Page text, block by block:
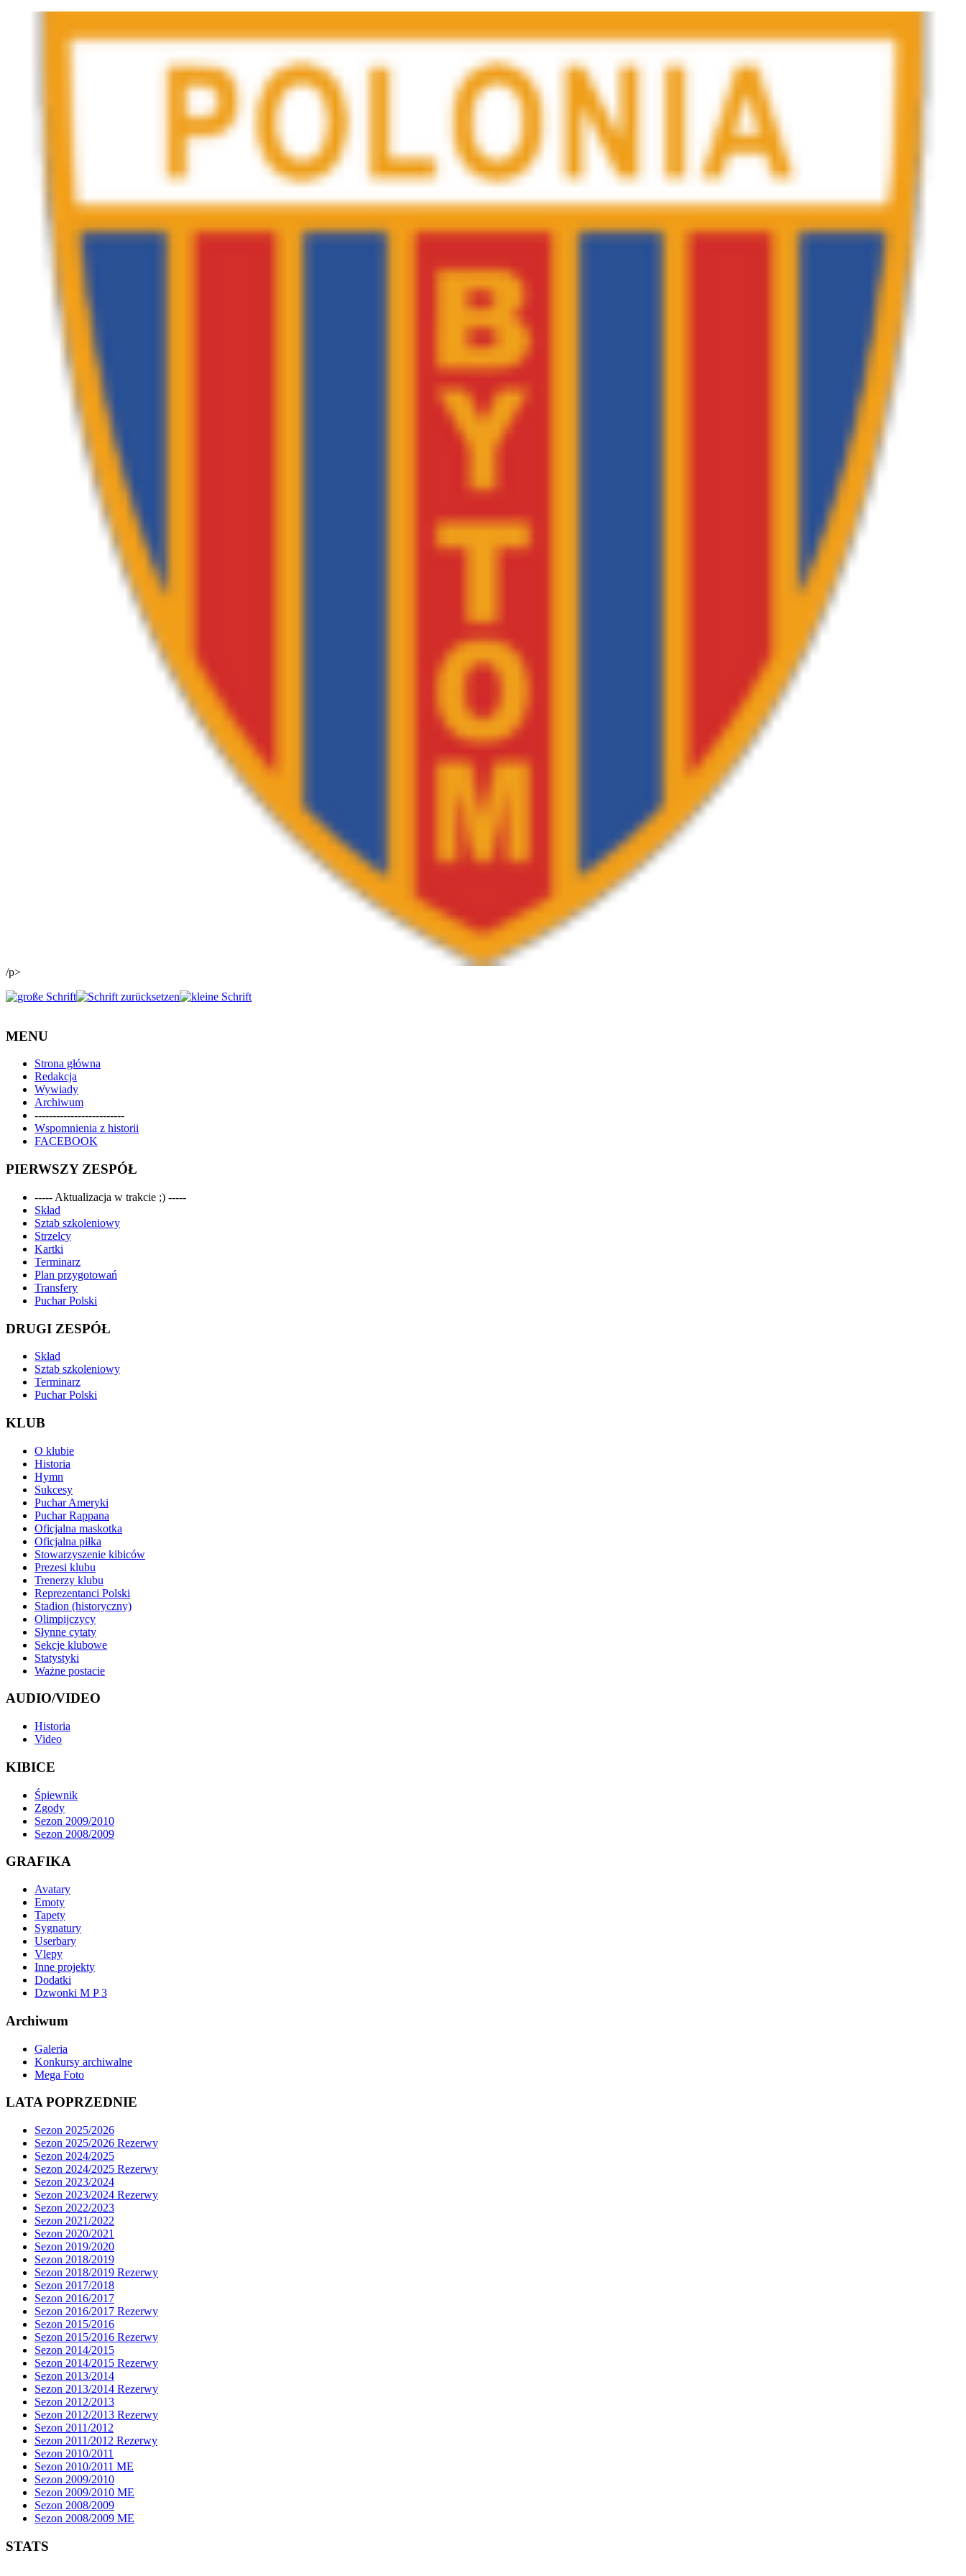
/p>
MENU
Strona główna
Redakcja
Wywiady
Archiwum
-------------------------
Wspomnienia z historii
FACEBOOK
PIERWSZY ZESPÓŁ
----- Aktualizacja w trakcie ;) -----
Skład
Sztab szkoleniowy
Strzelcy
Kartki
Terminarz
Plan przygotowań
Transfery
Puchar Polski
DRUGI ZESPÓŁ
Skład
Sztab szkoleniowy
Terminarz
Puchar Polski
KLUB
O klubie
Historia
Hymn
Sukcesy
Puchar Ameryki
Puchar Rappana
Oficjalna maskotka
Oficjalna piłka
Stowarzyszenie kibiców
Prezesi klubu
Trenerzy klubu
Reprezentanci Polski
Stadion (historyczny)
Olimpijczycy
Słynne cytaty
Sekcje klubowe
Statystyki
Ważne postacie
AUDIO/VIDEO
Historia
Video
KIBICE
Śpiewnik
Zgody
Sezon 2009/2010
Sezon 2008/2009
GRAFIKA
Avatary
Emoty
Tapety
Sygnatury
Userbary
Vlepy
Inne projekty
Dodatki
Dzwonki M P 3
Archiwum
Galeria
Konkursy archiwalne
Mega Foto
LATA POPRZEDNIE
Sezon 2025/2026
Sezon 2025/2026 Rezerwy
Sezon 2024/2025
Sezon 2024/2025 Rezerwy
Sezon 2023/2024
Sezon 2023/2024 Rezerwy
Sezon 2022/2023
Sezon 2021/2022
Sezon 2020/2021
Sezon 2019/2020
Sezon 2018/2019
Sezon 2018/2019 Rezerwy
Sezon 2017/2018
Sezon 2016/2017
Sezon 2016/2017 Rezerwy
Sezon 2015/2016
Sezon 2015/2016 Rezerwy
Sezon 2014/2015
Sezon 2014/2015 Rezerwy
Sezon 2013/2014
Sezon 2013/2014 Rezerwy
Sezon 2012/2013
Sezon 2012/2013 Rezerwy
Sezon 2011/2012
Sezon 2011/2012 Rezerwy
Sezon 2010/2011
Sezon 2010/2011 ME
Sezon 2009/2010
Sezon 2009/2010 ME
Sezon 2008/2009
Sezon 2008/2009 ME
STATS